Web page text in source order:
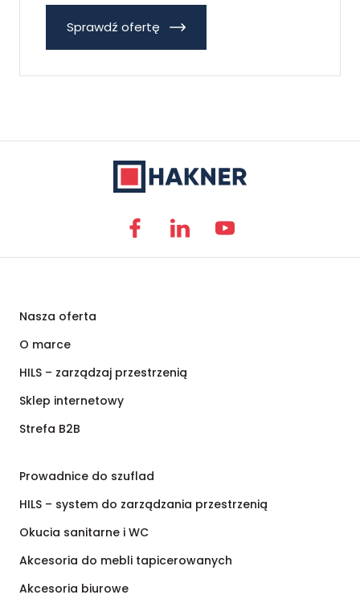
Sprawdź ofertę
Nasza oferta
O marce
HILS – zarządzaj przestrzenią
Sklep internetowy
Strefa B2B
Prowadnice do szuflad
HILS – system do zarządzania przestrzenią
Okucia sanitarne i WC
Akcesoria do mebli tapicerowanych
Akcesoria biurowe